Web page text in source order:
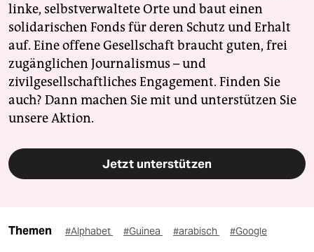
linke, selbstverwaltete Orte und baut einen
solidarischen Fonds für deren Schutz und Erhalt
auf. Eine offene Gesellschaft braucht guten, frei
zugänglichen Journalismus – und
zivilgesellschaftliches Engagement. Finden Sie
auch? Dann machen Sie mit und unterstützen Sie
unsere Aktion.
Jetzt unterstützen
Themen #Alphabet #Guinea #arabisch #Google